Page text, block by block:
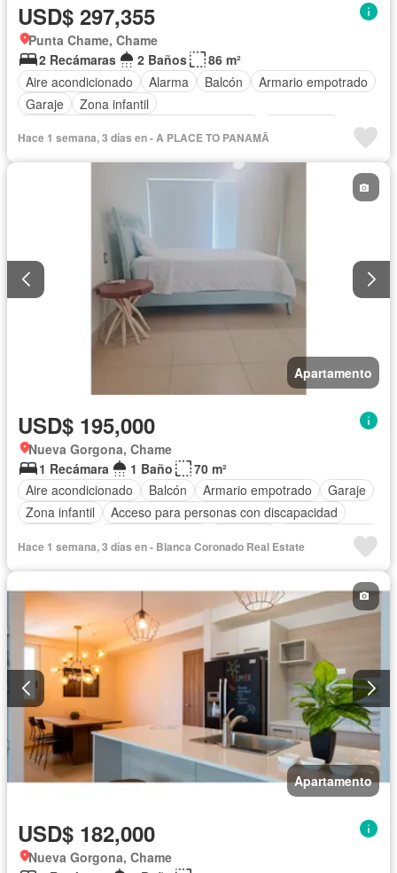
USD$ 297,355
Punta Chame, Chame
2 Recámaras
2 Baños
86 m²
Aire acondicionado
Alarma Balcón
Armario empotrado
Garaje
Zona infantil
Cocina equipada
Chimenea Jardín Parrilla
Gimnasio
Ascensor
Cuarto de servicio
Hace 1 semana, 3 días en - A PLACE TO PANAMÃ
Apartamento
USD$ 195,000
Nueva Gorgona, Chame
1 Recámara
1 Baño
70 m²
Aire acondicionado
Balcón Armario empotrado
Garaje
Zona infantil
Acceso para personas con discapacidad
Cocina integral
Internet
Ascensor Vista panorámica
Seguridad
Hace 1 semana, 3 días en - Blanca Coronado Real Estate
Apartamento
USD$ 182,000
Nueva Gorgona, Chame